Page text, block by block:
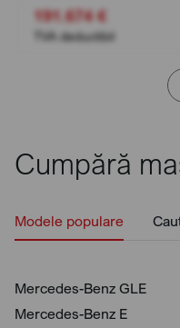
191.674 €
TVA deductibil
Cumpără
Modele populare
Mercedes-Benz GLE
Mercedes-Benz E